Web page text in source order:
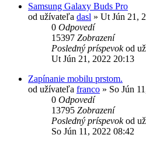
Samsung Galaxy Buds Pro
od užívateľa dasl » Ut Jún 21,
0 Odpovedí
15397 Zobrazení
Posledný príspevokod
Ut Jún 21, 2022 20:13
Zapínanie mobilu prstom.
od užívateľa franco » So Jún
0 Odpovedí
13795 Zobrazení
Posledný príspevokod
So Jún 11, 2022 08:42